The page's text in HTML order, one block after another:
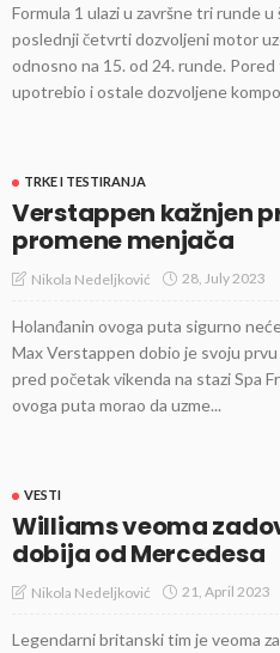
Formula 1 ulazi u završne tri runde
poslednji četvrti dozvoljeni motor
odnosno na 15. od 24. runde. Pored
upotrebio i ostale dozvoljene
TRKE I TESTIRANJA
Verstappen kažnjen
promene menjača
Nikola Nedeljković 28, July 2023
Holanđanin ovoga puta sigurno
Max Verstappen dobio je svoju
pred početak vikenda na stazi Spa
ovoga puta morao da uzme...
VESTI
Williams veoma
dobija od Mercedesa
Nikola Nedeljković 21, April 2023
Legendarni britanski tim je veoma